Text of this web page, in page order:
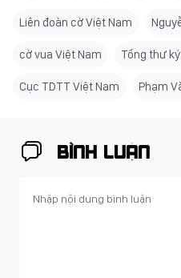
Liên đoàn cờ Việt Nam
cờ vua Việt Nam Tổng thư
Cục TDTT Việt Nam Phạm
BÌNH LUẬN